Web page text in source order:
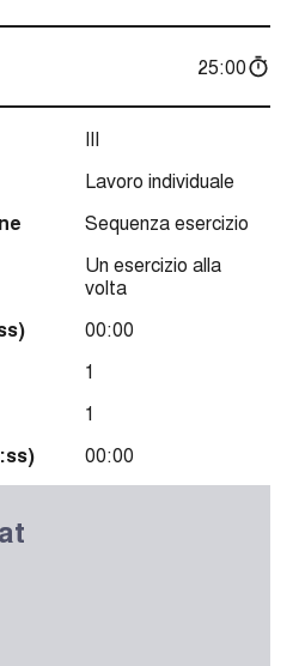
25:00
III
Lavoro individuale
Sequenza esercizio
Un esercizio alla
volta
00:00
1
1
00:00